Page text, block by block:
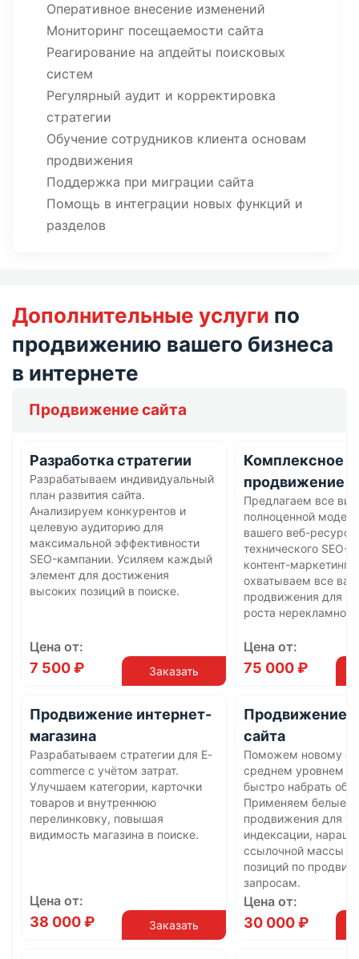
Оперативное внесение изменений
Мониторинг посещаемости сайта
Реагирование на апдейты поисковых
систем
Регулярный аудит и корректировка
стратегии
Обучение сотрудников клиента основам
продвижения
Поддержка при миграции сайта
Помощь в интеграции новых функций и
разделов
Дополнительные услуги по
продвижению вашего бизнеса
в интернете
Продвижение сайта
Разработка стратегии
Разрабатываем индивидуальный
план развития сайта.
Анализируем конкурентов и
целевую аудиторию для
максимальной эффективности
SEO-кампании. Усиляем каждый
элемент для достижения
высоких позиций в поиске.
Цена от:
7 500 ₽ Заказать
Комплексное
продвижение
Предлагаем все
полноценной
вашего веб-
технического SEO-
контент-
охватываем все
продвижения для
роста
Цена от:
75 000 ₽
Продвижение интернет-
магазина
Разрабатываем стратегии для E-
commerce с учётом затрат.
Улучшаем категории, карточки
товаров и внутреннюю
перелинковку, повышая
видимость магазина в поиске.
Цена от:
38 000 ₽ Заказать
Продвижение
сайта
Поможем новому
среднем уровнем
быстро набрать
Применяем белые
продвижения для
индексации,
ссылочной массы и
позиций по
запросам.
Цена от:
30 000 ₽